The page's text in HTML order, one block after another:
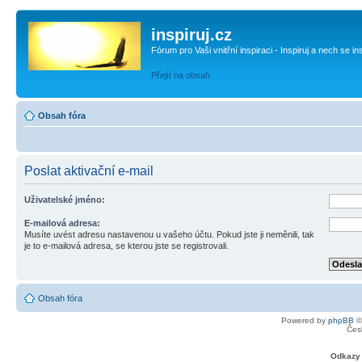
inspiruj.cz
Fórum pro Vaši vnitřní inspiraci - Inspiruj a nech se
Přejít na obsah
Obsah fóra
Poslat aktivační e-mail
Uživatelské jméno:
E-mailová adresa:
Musíte uvést adresu nastavenou u vašeho účtu. Pokud jste ji neměnili, tak
je to e-mailová adresa, se kterou jste se registrovali.
Obsah fóra
Powered by phpBB